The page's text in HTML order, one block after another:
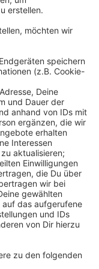
am AHG ist
anderem aus
auch der
an die
auch an uns
Anmelden müsst
findet ihr hier.